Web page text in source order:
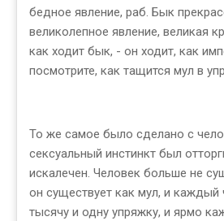
бедное явление, раб. Бык
великолепное явление, великая
как ходит бык, - он ходит, как
посмотрите, как тащится мул в
То же самое было сделано с
сексуальный инстинкт был
искалечен. Человек больше не
он существует как мул, и каждый
тысячу и одну упряжку, и ярмо